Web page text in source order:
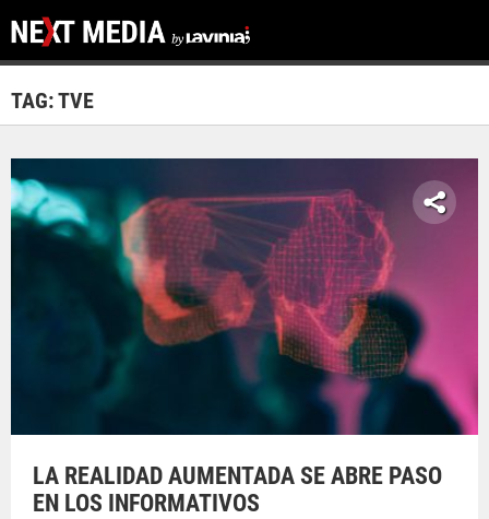
TAG: TVE
LA REALIDAD AUMENTADA SE ABRE PASO
EN LOS INFORMATIVOS